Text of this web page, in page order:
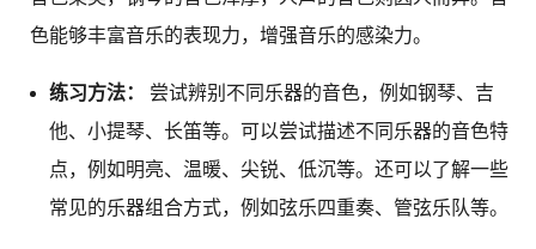
色能够丰富音乐的表现力，增强音乐的感染力。
练习方法：
尝试辨别不同乐器的音色，例如钢琴、吉
他、小提琴、长笛等。可以尝试描述不同乐器的音色特
点，例如明亮、温暖、尖锐、低沉等。还可以了解一些
常见的乐器组合方式，例如弦乐四重奏、管弦乐队等。